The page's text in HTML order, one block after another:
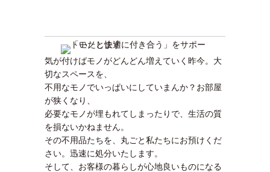
気が付けばモノがどんどん増えていく昨今。大
切なスペースを、
不用なモノでいっぱいにしていまんか？お部屋
が狭くなり、
必要なモノが埋もれてしまったりで、生活の質
を損ないかねません。
その不用品たちを、丸ごと私たちにお預けくだ
さい。迅速に処分いたします。
そして、お客様の暮らしが心地良いものになる